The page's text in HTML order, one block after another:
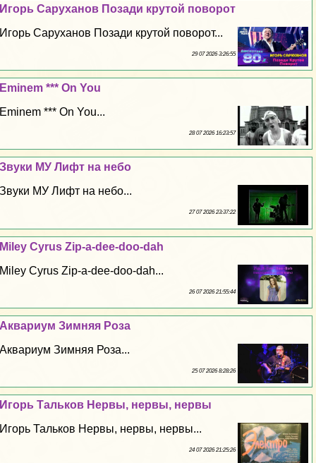
Игорь Саруханов Позади крутой поворот
Игорь Саруханов Позади крутой поворот...
29 07 2026 3:26:55
Eminem *** On You
Eminem *** On You...
28 07 2026 16:23:57
Звуки МУ Лифт на небо
Звуки МУ Лифт на небо...
27 07 2026 23:37:22
Miley Cyrus Zip-a-dee-doo-dah
Miley Cyrus Zip-a-dee-doo-dah...
26 07 2026 21:55:44
Аквариум Зимняя Роза
Аквариум Зимняя Роза...
25 07 2026 8:28:26
Игорь Тальков Нервы, нервы, нервы
Игорь Тальков Нервы, нервы, нервы...
24 07 2026 21:25:26